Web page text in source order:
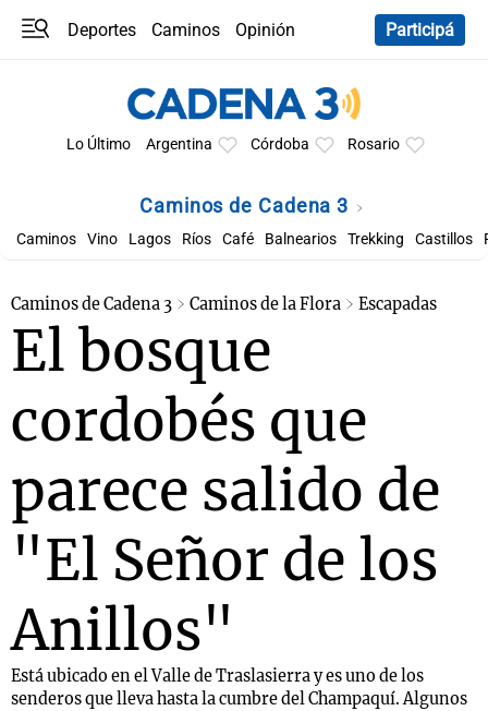
Deportes Caminos
Opinión
Participá
Lo Último Argentina Córdoba Rosario
Caminos de Cadena 3
Caminos Vino Lagos Ríos Café Balnearios Trekking Castillos
Caminos de Cadena 3 Caminos de la Flora Escapadas
El bosque
cordobés que
parece salido de
"El Señor de los
Anillos"
Está ubicado en el Valle de Traslasierra y es uno de los
senderos que lleva hasta la cumbre del Champaquí. Algunos